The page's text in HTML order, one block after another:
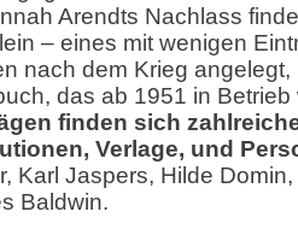
Arendts Nachlass
– eines mit wenigen
nach dem Krieg
das ab 1951 in
finden sich
Verlage, und
Karl Jaspers, Hilde
Baldwin.